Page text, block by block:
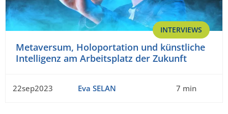
INTERVIEWS
Metaversum, Holoportation und künstliche
Intelligenz am Arbeitsplatz der Zukunft
22sep2023 Eva SELAN 7 min